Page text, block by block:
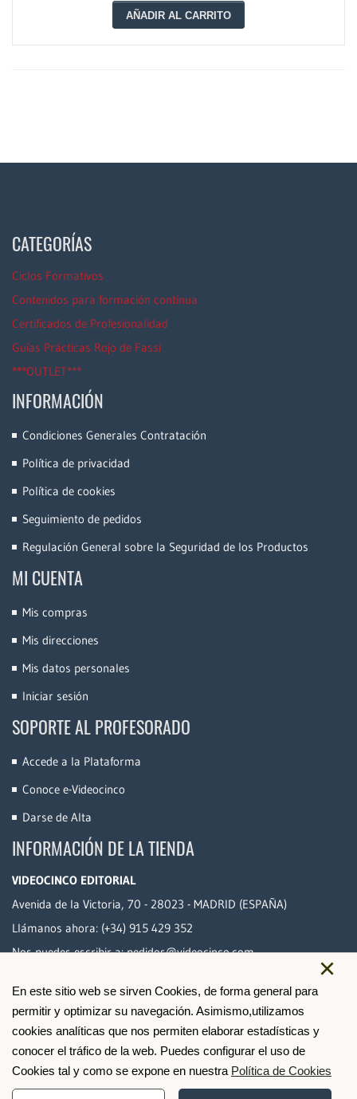
AÑADIR AL CARRITO
×
En este sitio web se sirven Cookies, de forma general para
permitir y optimizar su navegación. Asimismo,utilizamos
cookies analíticas que nos permiten elaborar estadísticas y
conocer el tráfico de la web. Puedes configurar el uso de
Cookies tal y como se expone en nuestra Política de Cookies
CATEGORÍAS
Ciclos Formativos
Contenidos para formación continua
Certificados de Profesionalidad
Guías Prácticas Rojo de Fassi
***OUTLET***
INFORMACIÓN
Condiciones Generales Contratación
Política de privacidad
Política de cookies
Seguimiento de pedidos
Regulación General sobre la Seguridad de los Productos
MI CUENTA
Mis compras
Mis direcciones
Mis datos personales
Iniciar sesión
SOPORTE AL PROFESORADO
Accede a la Plataforma
Conoce e-Videocinco
Darse de Alta
INFORMACIÓN DE LA TIENDA
VIDEOCINCO EDITORIAL
Avenida de la Victoria, 70 - 28023 - MADRID (ESPAÑA)
Llámanos ahora: (+34) 915 429 352
Nos puedes escribir a:pedidos@videocinco.com
PAGO SEGURO